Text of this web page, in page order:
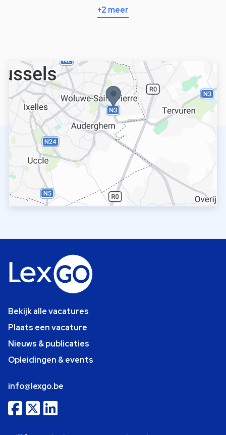
+2 meer
Bekijk alle vacatures
Plaats een vacature
Nieuws & publicaties
Opleidingen & events
info@lexgo.be